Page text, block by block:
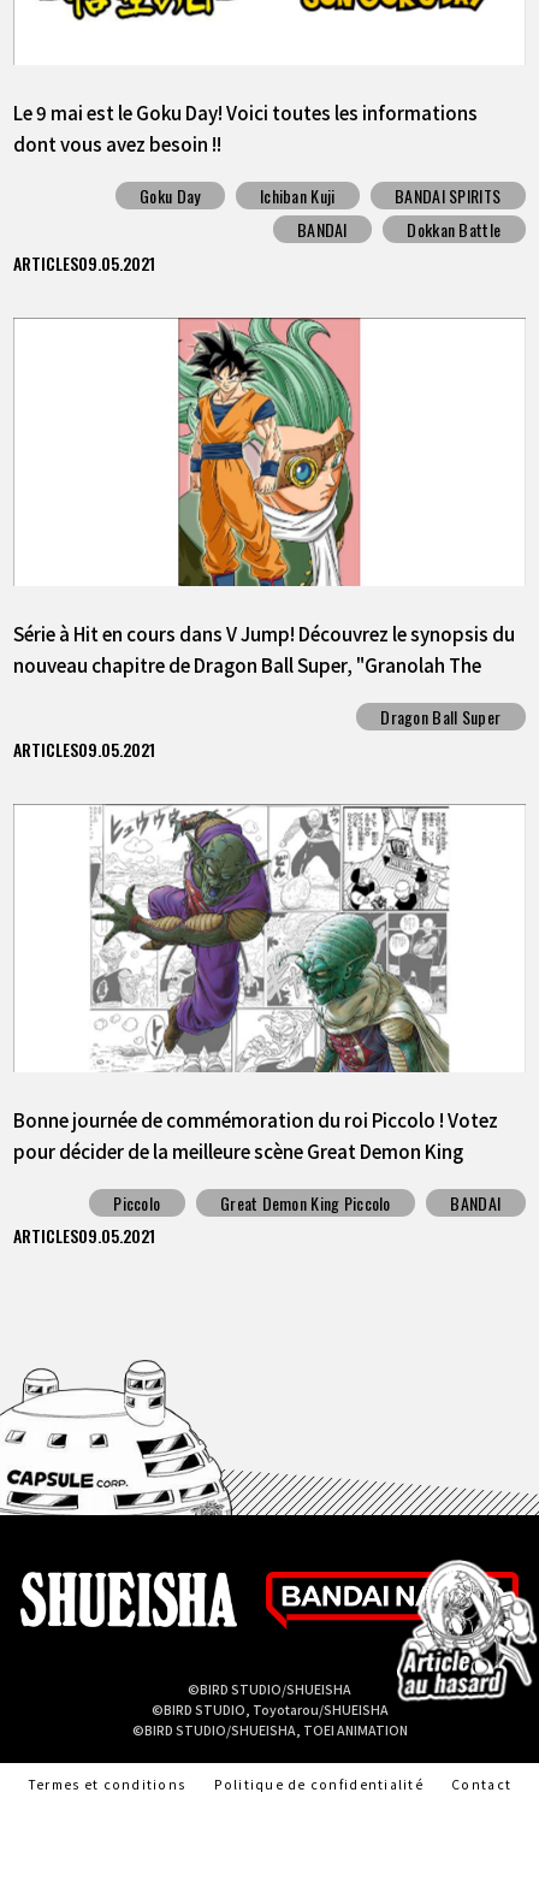
Le 9 mai est le Goku Day! Voici toutes les informations
dont vous avez besoin !!
Goku Day Ichiban Kuji
BANDAI SPIRITS
BANDAI
Dokkan Battle
ARTICLES09.05.2021
Série à Hit en cours dans V Jump! Découvrez le synopsis du
nouveau chapitre de Dragon Ball Super, "Granolah The
Dragon Ball Super
ARTICLES09.05.2021
Bonne journée de commémoration du roi Piccolo ! Votez
pour décider de la meilleure scène Great Demon King
d'autocollant!Piccolo Great Demon King Piccolo
BANDAI
ARTICLES09.05.2021
©BIRD STUDIO/SHUEISHA
©BIRD STUDIO, Toyotarou/SHUEISHA
©BIRD STUDIO/SHUEISHA, TOEI ANIMATION
Termes et conditions Politique de confidentialité Contact